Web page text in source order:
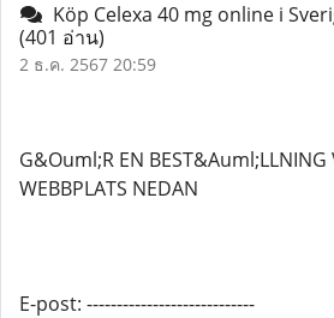
Köp Celexa 40 mg online i
(401 อ่าน)
2 ธ.ค. 2567 20:59
G&Ouml;R EN BEST&Auml;LLNING
WEBBPLATS NEDAN
E-post: ----------------------------